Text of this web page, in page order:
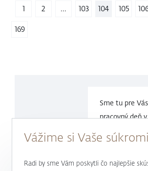
1 2 ... 103 104 105
169
Sme tu pre
pracovný deň
9.00 do
0800
Vážime si Vaše
Radi by sme Vám poskytli čo najlepšie